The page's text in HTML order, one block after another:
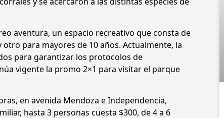
aventura, un espacio recreativo que consta de
para mayores de 10 años. Actualmente, la
para garantizar los protocolos de
vigente la promo 2×1 para visitar el parque
en avenida Mendoza e Independencia,
hasta 3 personas cuesta $300, de 4 a 6